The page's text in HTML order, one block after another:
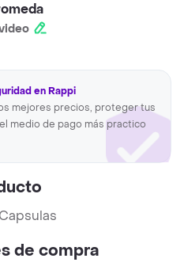
en Rappi
mejores precios, proteger tus
medio de pago más practico
de compra